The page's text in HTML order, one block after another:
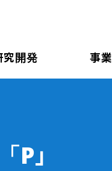
究開発 事業
P」